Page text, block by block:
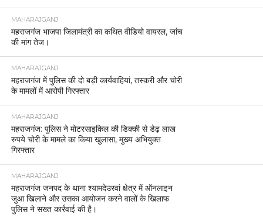
MAHARAJGANJ
महराजगंज भाजपा जिलामंत्री का कथित वीडियो वायरल, जांच
की मांग तेज।
MAHARAJGANJ
महराजगंज में पुलिस की दो बड़ी कार्यवाहियां, तस्करी और चोरी
के मामलों में आरोपी गिरफ्तार
MAHARAJGANJ
महराजगंज: पुलिस ने मोटरसाइकिल की डिक्की से डेढ़ लाख
रुपये चोरी के मामले का किया खुलासा, मुख्य अभियुक्त
गिरफ्तार
MAHARAJGANJ
महराजगंज जनपद के थाना श्यामदेउरवां क्षेत्र में ऑनलाइन
जुआ खिलाने और उसका आयोजन करने वालों के खिलाफ
पुलिस ने सख्त कार्रवाई की है।